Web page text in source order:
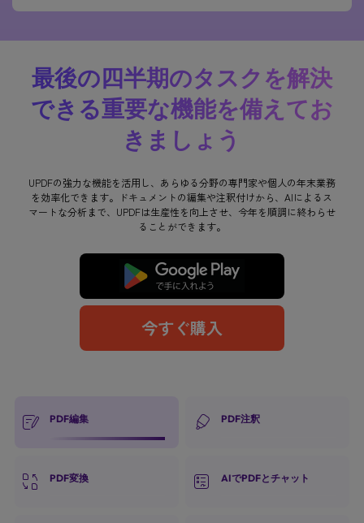
最後の四半期のタスクを解決
できる重要な機能を備えてお
きましょう
UPDFの強力な機能を活用し、あらゆる分野の専門家や個人の年末業務
を効率化できます。ドキュメントの編集や注釈付けから、AIによるス
マートな分析まで、UPDFは生産性を向上させ、今年を順調に終わらせ
ることができます。
無料ダウンロード
今すぐ購入
PDF編集 PDF注釈
PDF変換 AIでPDFとチャット